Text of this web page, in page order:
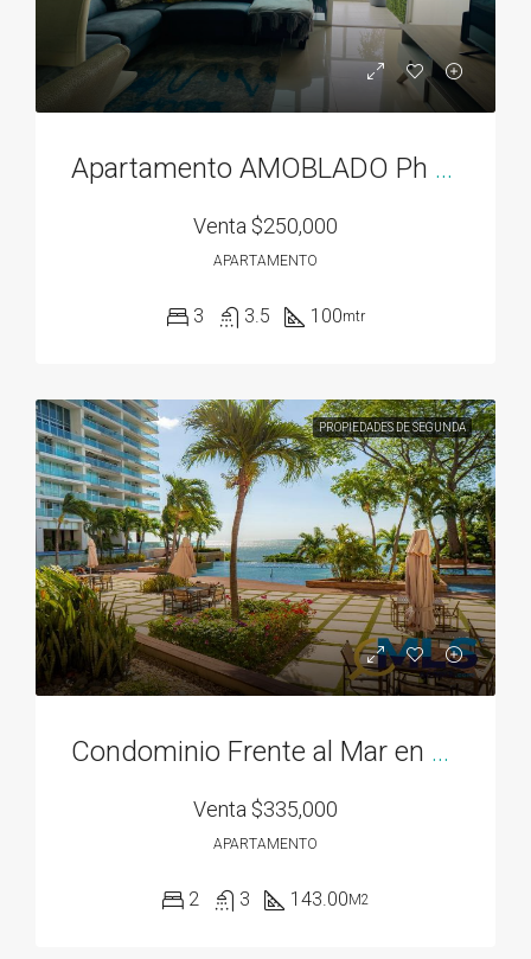
Apartamento AMOBLADO Ph Residencias del Sol acceso directo al Parque Omar
Venta $250,000
APARTAMENTO
3 3.5 100mtr
PROPIEDADES DE SEGUNDA
Condominio Frente al Mar en Bahía Gorgona
Venta $335,000
APARTAMENTO
2 3 143.00M2